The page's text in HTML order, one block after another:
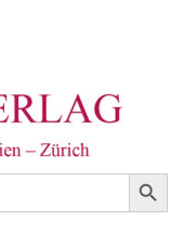
Search Button